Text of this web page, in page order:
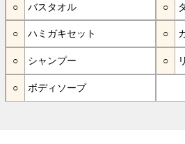
バスタオル
ハミガキセット
シャンプー
ボディソープ